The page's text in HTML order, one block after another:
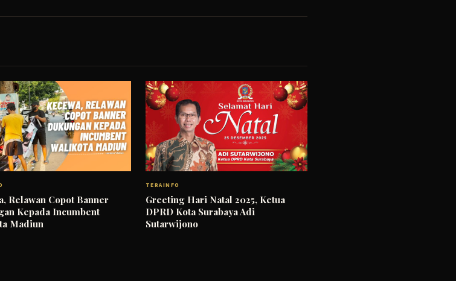
Relawan Copot Banner
Kepada Incumbent
Madiun
TERAINFO
Greeting Hari Natal 2025, Ketua
DPRD Kota Surabaya Adi
Sutarwijono